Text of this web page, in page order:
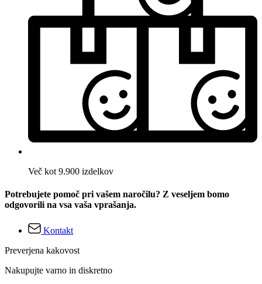
Več kot 9.900 izdelkov
Potrebujete pomoč pri vašem naročilu? Z veseljem bomo
odgovorili na vsa vaša vprašanja.
Kontakt
Preverjena kakovost
Nakupujte varno in diskretno